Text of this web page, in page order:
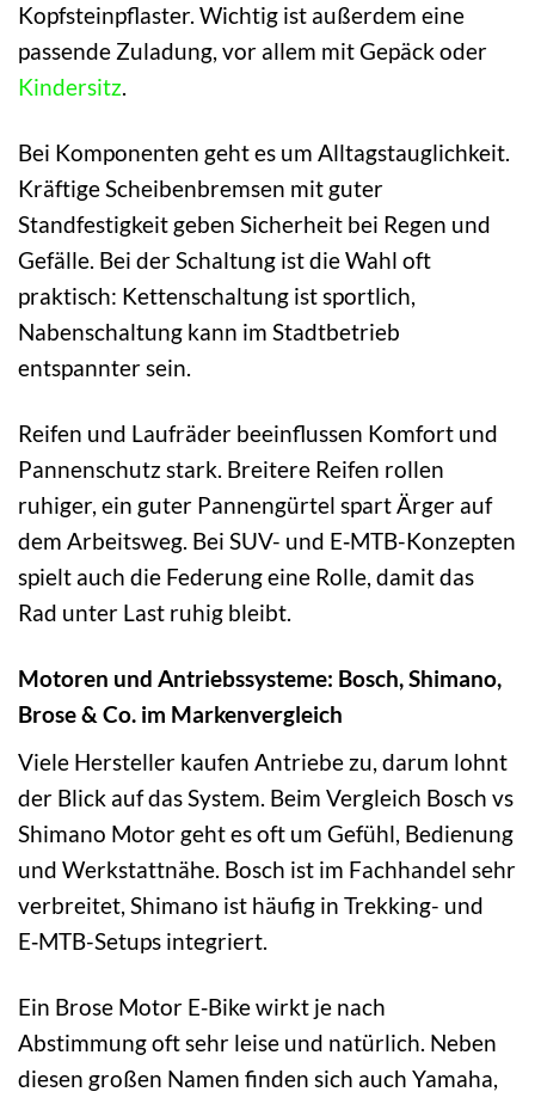
Kopfsteinpflaster. Wichtig ist außerdem eine
passende Zuladung, vor allem mit Gepäck oder
Kindersitz.
Bei Komponenten geht es um Alltagstauglichkeit.
Kräftige Scheibenbremsen mit guter
Standfestigkeit geben Sicherheit bei Regen und
Gefälle. Bei der Schaltung ist die Wahl oft
praktisch: Kettenschaltung ist sportlich,
Nabenschaltung kann im Stadtbetrieb
entspannter sein.
Reifen und Laufräder beeinflussen Komfort und
Pannenschutz stark. Breitere Reifen rollen
ruhiger, ein guter Pannengürtel spart Ärger auf
dem Arbeitsweg. Bei SUV- und E‑MTB-Konzepten
spielt auch die Federung eine Rolle, damit das
Rad unter Last ruhig bleibt.
Motoren und Antriebssysteme: Bosch, Shimano,
Brose & Co. im Markenvergleich
Viele Hersteller kaufen Antriebe zu, darum lohnt
der Blick auf das System. Beim Vergleich Bosch vs
Shimano Motor geht es oft um Gefühl, Bedienung
und Werkstattnähe. Bosch ist im Fachhandel sehr
verbreitet, Shimano ist häufig in Trekking- und
E‑MTB-Setups integriert.
Ein Brose Motor E‑Bike wirkt je nach
Abstimmung oft sehr leise und natürlich. Neben
diesen großen Namen finden sich auch Yamaha,